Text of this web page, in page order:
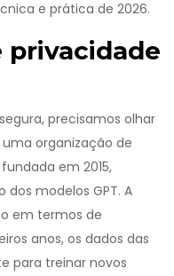
e prática de 2026.
precisamos olhar
uma organização de
em 2015,
dos modelos GPT. A
em termos de
anos, os dados das
para treinar novos